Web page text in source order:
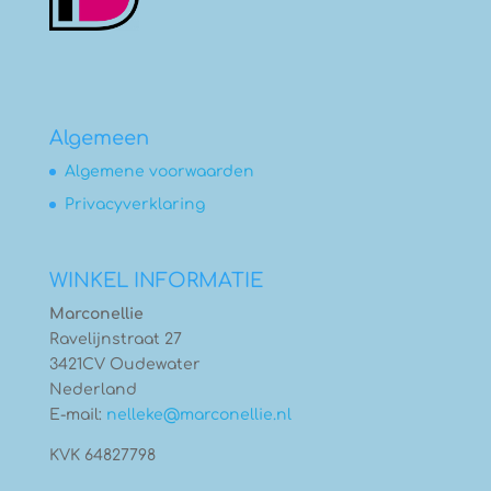
Algemeen
Algemene voorwaarden
Privacyverklaring
WINKEL INFORMATIE
Marconellie
Ravelijnstraat 27
3421CV Oudewater
Nederland
E-mail: nelleke@marconellie.nl
KVK 64827798